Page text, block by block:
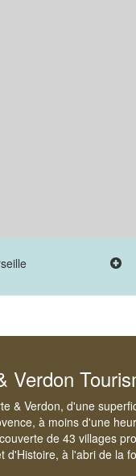
Verdon
& Verdon, d'une
à moins d'une
de 43 villages
d'Histoire, à l'abri de la